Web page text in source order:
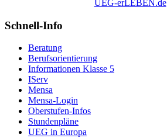
UEG-erLEBEN.de
Schnell-Info
Beratung
Berufsorientierung
Informationen Klasse 5
IServ
Mensa
Mensa-Login
Oberstufen-Infos
Stundenpläne
UEG in Europa